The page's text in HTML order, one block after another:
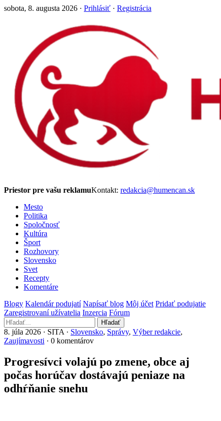
sobota, 8. augusta 2026 · Prihlásiť · Registrácia
Priestor pre vašu reklamuKontakt: redakcia@humencan.sk
Mesto
Politika
Spoločnosť
Kultúra
Šport
Rozhovory
Slovensko
Svet
Recepty
Komentáre
Blogy Kalendár podujatí Napísať blog Môj účet Pridať podujatie
Zaregistrovaní užívatelia Inzercia Fórum
Hľadať
8. júla 2026 · SITA · Slovensko, Správy, Výber redakcie,
Zaujímavosti · 0 komentárov
Progresívci volajú po zmene, obce aj
počas horúčav dostávajú peniaze na
odhŕňanie snehu